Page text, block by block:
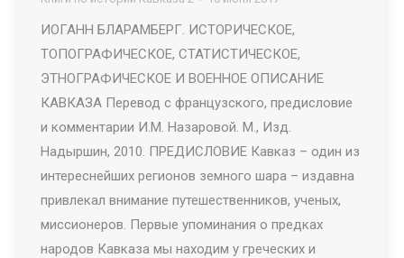
ИОГАНН БЛАРАМБЕРГ. ИСТОРИЧЕСКОЕ,
ТОПОГРАФИЧЕСКОЕ, СТАТИСТИЧЕСКОЕ,
ЭТНОГРАФИЧЕСКОЕ И ВОЕННОЕ ОПИСАНИЕ
КАВКАЗА Перевод с французского, предисловие
и комментарии И.М. Назаровой. М., Изд.
Надыршин, 2010. ПРЕДИСЛОВИЕ Кавказ – один из
интереснейших регионов земного шара – издавна
привлекал внимание путешественников, ученых,
миссионеров. Первые упоминания о предках
народов Кавказа мы находим у греческих и